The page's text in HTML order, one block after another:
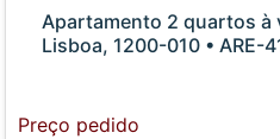
Apartamento 2 quartos à
Lisboa, 1200-010 • ARE-
Preço pedido